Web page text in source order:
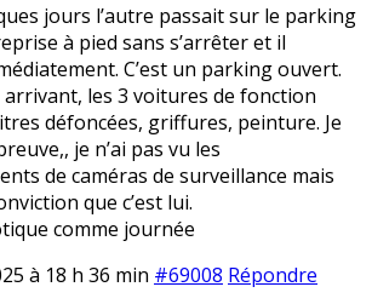
jours l’autre passait sur le parking
à pied sans s’arrêter et il
C’est un parking ouvert.
arrivant, les 3 voitures de fonction
défoncées, griffures, peinture. Je
je n’ai pas vu les
de caméras de surveillance mais
que c’est lui.
comme journée
à 18 h 36 min #69008 Répondre